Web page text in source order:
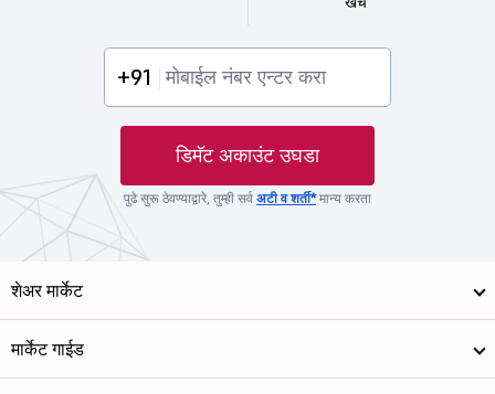
+91
डिमॅट अकाउंट उघडा
पुढे सुरू ठेवण्याद्वारे, तुम्ही सर्व अटी व शर्ती*मान्य करता
शेअर मार्केट
मार्केट गाईड